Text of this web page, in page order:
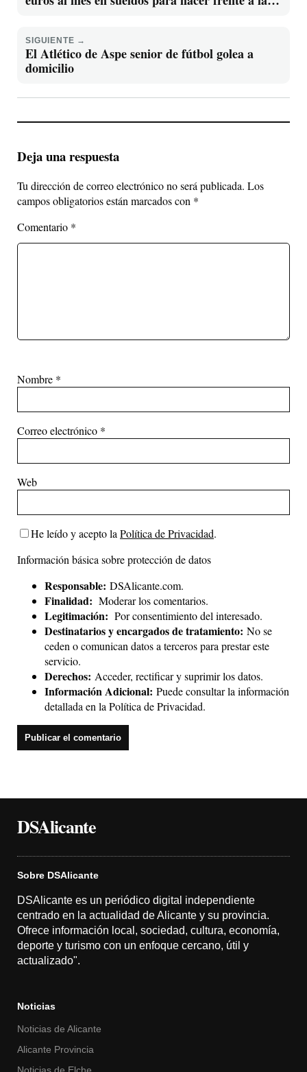
SIGUIENTE →
El Atlético de Aspe senior de fútbol golea a
domicilio
Deja una respuesta
Tu dirección de correo electrónico no será publicada. Los
campos obligatorios están marcados con *
Comentario *
Nombre *
Correo electrónico *
Web
He leído y acepto la Política de Privacidad.
Información básica sobre protección de datos
Responsable: DSAlicante.com.
Finalidad: Moderar los comentarios.
Legitimación: Por consentimiento del interesado.
Destinatarios y encargados de tratamiento: No se
ceden o comunican datos a terceros para prestar este
servicio.
Derechos: Acceder, rectificar y suprimir los datos.
Información Adicional: Puede consultar la información
detallada en la Política de Privacidad.
DSAlicante
Sobre DSAlicante
DSAlicante es un periódico digital independiente
centrado en la actualidad de Alicante y su provincia.
Ofrece información local, sociedad, cultura, economía,
deporte y turismo con un enfoque cercano, útil y
actualizado".
Noticias
Noticias de Alicante
Alicante Provincia